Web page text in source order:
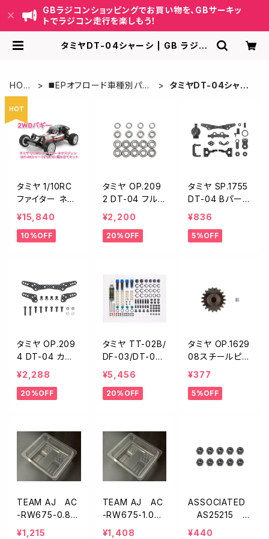
GBラジコンショッピングでお買い物を、GBサーキッ
トでラジコン走行を楽しもう！
タミヤDT-04シャーシ | GB ラジコ
HOM
E
◼️EPオフロード車種別パー
タミヤDT-04シャー
タミヤ 1/10RC
ファイター ネク
スジェン (DT-0
4シャーシ) 587
41 組み立てキッ
¥15,840
10%OFF
タミヤ OP.209
2 DT-04 フル
ベアリングセット
22092
¥2,200
20%OFF
タミヤ SP.1755
DT-04 Bパーツ
(アップライト) 5
¥836
5%OFF
タミヤ OP.209
4 DT-04 カー
ボンダンパース
テーセット2209
4
¥2,288
20%OFF
タミヤ TT-02B/
DF-03/DT-04
アルミダンパー
セット54993
¥5,456
20%OFF
タミヤ OP.1629
08スチールピニ
オン（19Ｔ）546
¥377
5%OFF
TEAM AJ AC
-RW675-0.8
1/10EPバギー用
¥1,215
TEAM AJ AC
-RW675-1.0
1/10EPバギー用
¥1,408
ASSOCIATED
AS25215 M
3ナイロンロック
¥440